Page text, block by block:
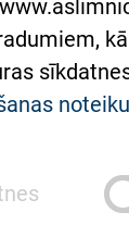
та